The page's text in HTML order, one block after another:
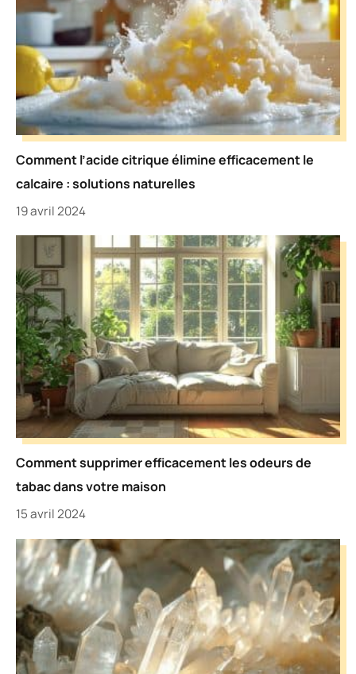
Comment l’acide citrique élimine efficacement le
calcaire : solutions naturelles
19 avril 2024
Comment supprimer efficacement les odeurs de
tabac dans votre maison
15 avril 2024